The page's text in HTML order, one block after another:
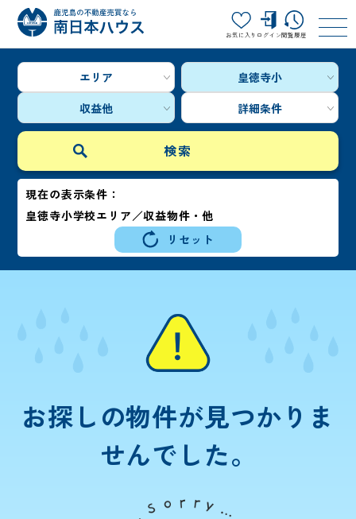
お気に入り ログイン閲覧履歴
エリア
皇徳寺小
収益他
詳細条件
現在の表示条件：
皇徳寺小学校エリア／収益物件・他
リセット
お探しの物件が見つかりま
せんでした。